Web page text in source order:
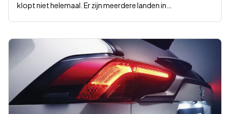
klopt niet helemaal. Er zijn meerdere landen in